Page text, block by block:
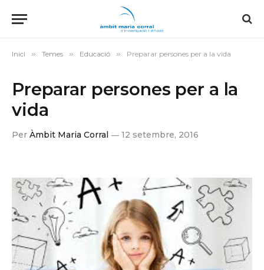
Inici » Temes » Educació » Preparar persones per a la vida
Preparar persones per a la
vida
Per Àmbit Maria Corral 12 setembre, 2016